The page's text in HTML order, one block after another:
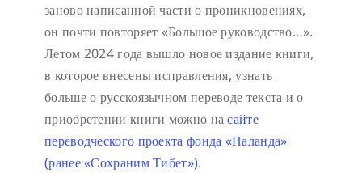
заново написанной части о проникновениях,
он почти повторяет «Большое руководство…».
Летом 2024 года вышло новое издание книги,
в которое внесены исправления, узнать
больше о русскоязычном переводе текста и о
приобретении книги можно насайте
переводческого проекта фонда «Наланда»
(ранее «Сохраним Тибет»).